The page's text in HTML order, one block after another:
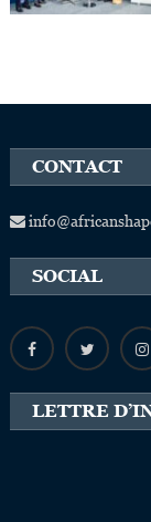
CONTACT
SOCIAL
LETTRE